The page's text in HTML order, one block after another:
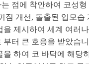
점에 착안하여 코성
짐 개선, 돌출된 입모습
을 제시하여 세계 여러
부터 큰 호응을 받았습
하여 코 바닥에 해당